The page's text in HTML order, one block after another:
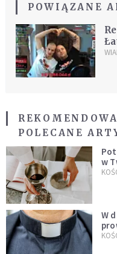
POWIĄZANE
POLECANE
w
W